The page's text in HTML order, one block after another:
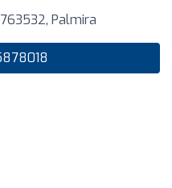
Palmira